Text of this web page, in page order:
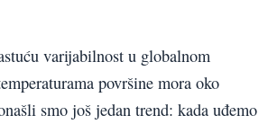
varijabilnost u globalnom
površine mora oko
smo još jedan trend: kada uđemo